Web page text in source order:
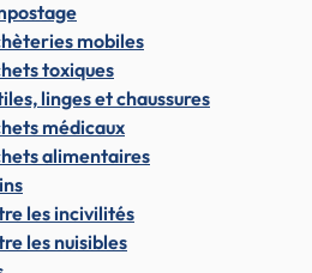
mobiles
toxiques
linges et chaussures
médicaux
alimentaires
les incivilités
les nuisibles